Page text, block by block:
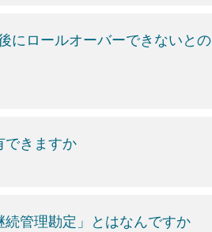
にロールオーバーできないとの
できますか
管理勘定」とはなんですか